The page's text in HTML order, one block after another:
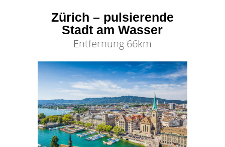
Zürich – pulsierende
Stadt am Wasser
Entfernung 66km